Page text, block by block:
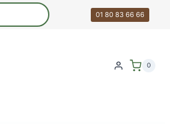
01 80 83 66 66
0